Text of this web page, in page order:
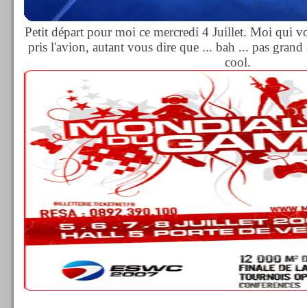
Petit départ pour moi ce mercredi 4 Juillet. Moi qui
pris l'avion, autant vous dire que ... bah ... pas grand
cool.